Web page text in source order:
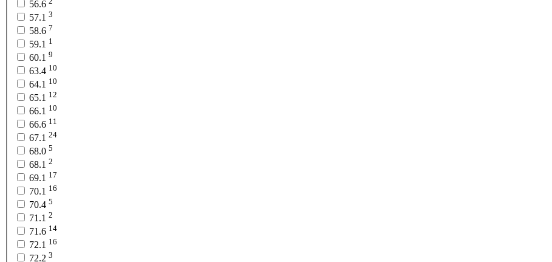
56.6
57.1 3
58.6 7
59.1 1
60.1 9
63.4 10
64.1 10
65.1 12
66.1 10
66.6 11
67.1 24
68.0 5
68.1 2
69.1 17
70.1 16
70.4 5
71.1 2
71.6 14
72.1 16
72.2 3